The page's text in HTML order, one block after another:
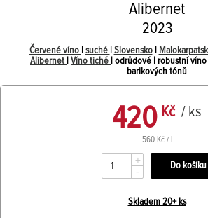
Alibernet
2023
Červené víno suché Slovensko|
Alibernet
Víno tiché
| odrůdové | robustní
barikových tónů
420 Kč / ks
560 Kč / l
+
-
Skladem 20+ ks